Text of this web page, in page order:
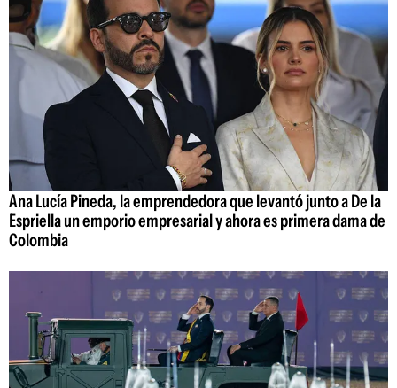
Ana Lucía Pineda, la emprendedora que levantó junto a De la
Espriella un emporio empresarial y ahora es primera dama de
Colombia